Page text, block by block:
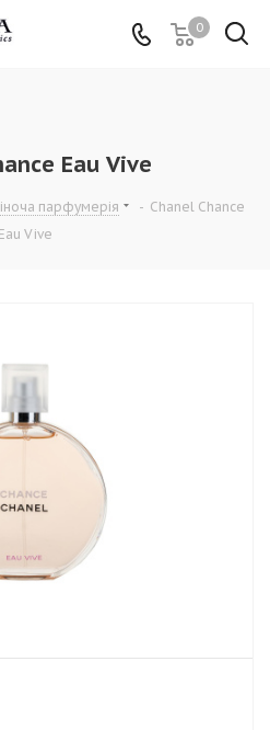
0
Eau Vive
парфумерія - Chanel Chance
Eau Vive